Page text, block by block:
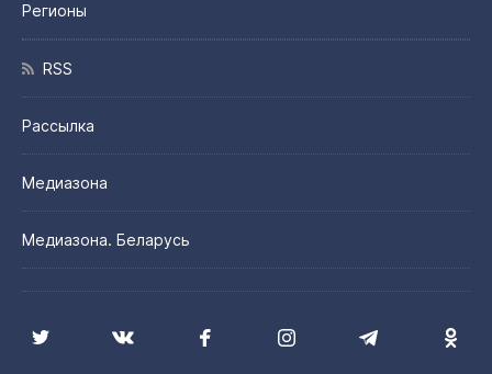
Регионы
RSS
Рассылка
Медиазона
Медиазона. Беларусь